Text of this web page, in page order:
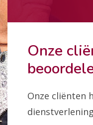
Onze
Onze cliënten